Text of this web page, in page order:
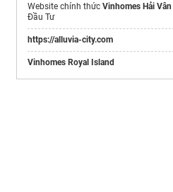
Website chính thức Vinhomes Hải Vân
Đầu Tư
https://alluvia-city.com
Vinhomes Royal Island